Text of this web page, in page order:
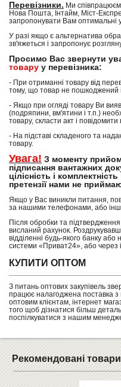
Перевізники. Ми
Нова Пошта, Інтайм, Міст-
запропонувати Вам оптимальні
У разі якщо є альтернатива
зв'яжеться і запропонує
Просимо Вас звернути
товару у перевізника:
- При отриманні товару від
тому, що товар не пошкоджений
- Якщо при огляді товару Ви
(подряпини, вм'ятини і т.п.)
товару, скласти акт і
- На підставі складеного та
товару.
Увага! З моменту
підписання вантажних
цілісність і
претензії нами не
Якщо у Вас виникли питання,
за нашими телефонами, або
Після обробки та
висланий рахунок.
відділенні будь-якого банку
системи «Приват24», або через
КУПИТИ ОПТОМ
З питань оптових закупівель
працює налагоджена поставка з
оптовим клієнтам, інтернет
того щоб дізнатися більш
поспілкуватися з нашим
Рекомендовані товари